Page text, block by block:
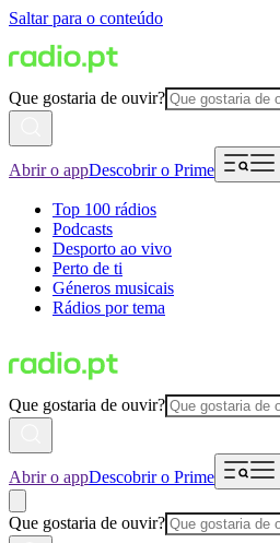
Saltar para o conteúdo
Que gostaria de ouvir?
Abrir o appDescobrir o Prime
Top 100 rádios
Podcasts
Desporto ao vivo
Perto de ti
Géneros musicais
Rádios por tema
Que gostaria de ouvir?
Abrir o appDescobrir o Prime
Que gostaria de ouvir?